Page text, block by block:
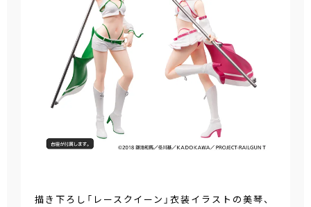
描き下ろし「レースクイーン」衣装イラストの美琴、